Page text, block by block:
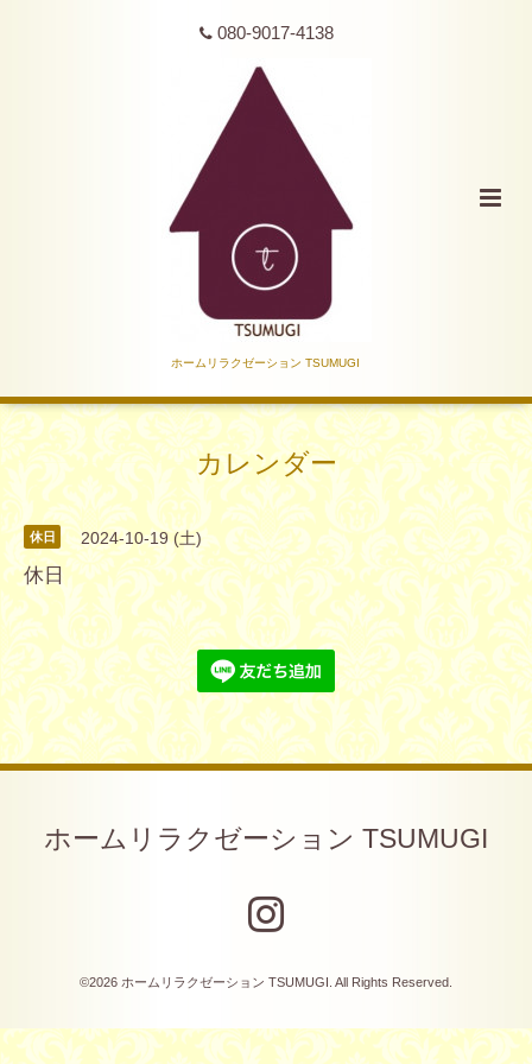
080-9017-4138
ホームリラクゼーション TSUMUGI
カレンダー
休日 2024-10-19 (土)
休日
ホームリラクゼーション TSUMUGI
©2026 ホームリラクゼーション TSUMUGI . All Rights Reserved.